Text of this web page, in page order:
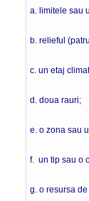
a. limitele sau
b. relieful
c. un etaj
d. doua rauri;
e. o zona sau
f. un tip sau o
g. o